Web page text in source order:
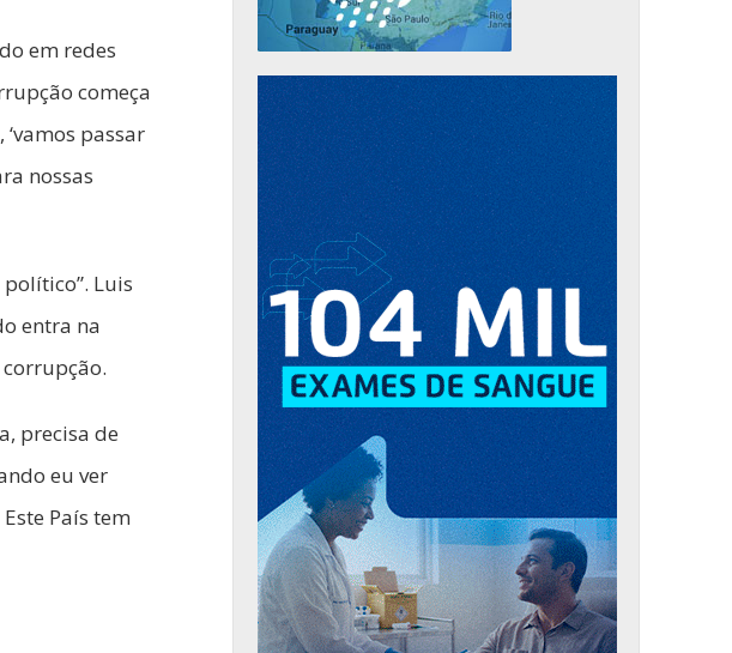
em redes
começa
passar
nossas
Luis
entra na
precisa de
eu ver
País tem